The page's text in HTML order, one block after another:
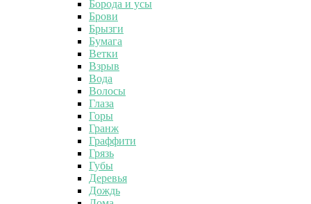
Борода и усы
Брови
Брызги
Бумага
Ветки
Взрыв
Вода
Волосы
Глаза
Горы
Гранж
Граффити
Грязь
Губы
Деревья
Дождь